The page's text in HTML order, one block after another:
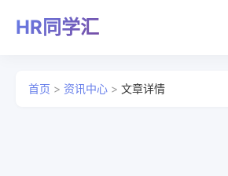
HR同学汇
首页 > 资讯中心 > 文章详情